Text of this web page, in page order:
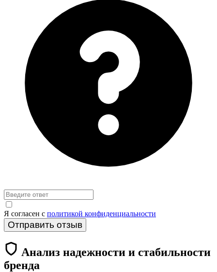
Я согласен с политикой конфиденциальности
Отправить отзыв
Анализ надежности и стабильности
бренда